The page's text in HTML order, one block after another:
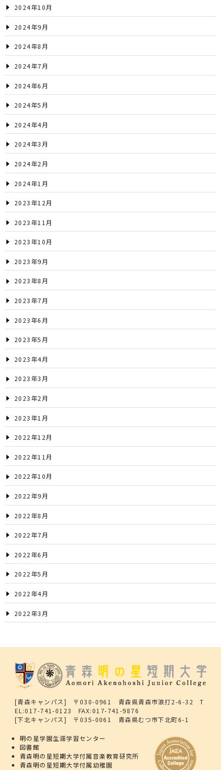
2024年10月
2024年9月
2024年8月
2024年7月
2024年6月
2024年5月
2024年4月
2024年3月
2024年2月
2024年1月
2023年12月
2023年11月
2023年10月
2023年9月
2023年8月
2023年7月
2023年6月
2023年5月
2023年4月
2023年3月
2023年2月
2023年1月
2022年12月
2022年11月
2022年10月
2022年9月
2022年8月
2022年7月
2022年6月
2022年5月
2022年4月
2022年3月
[青森キャンパス] 〒030-0961 青森県青森市浪打2-6-32 T
EL:017-741-0123 FAX:017-741-9876
[下北キャンパス] 〒035-0061 青森県むつ市下北町6-1
明の星学園生涯学習センター
図書館
青森明の星短期大学付属音楽教育研究所
青森明の星短期大学付属幼稚園